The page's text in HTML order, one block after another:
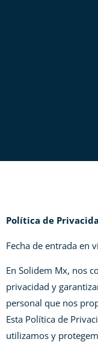
Política de
Fecha de entrada en
En Solidem Mx, nos
privacidad y
personal que nos
Esta Política de
utilizamos y